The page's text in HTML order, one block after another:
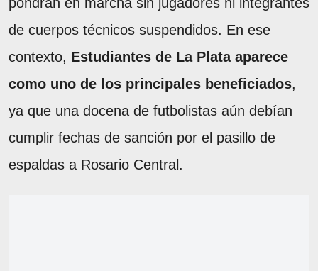
de cuerpos técnicos suspendidos. En ese
contexto, Estudiantes de La Plata aparece
como uno de los principales beneficiados,
ya que una docena de futbolistas aún debían
cumplir fechas de sanción por el pasillo de
espaldas a Rosario Central.